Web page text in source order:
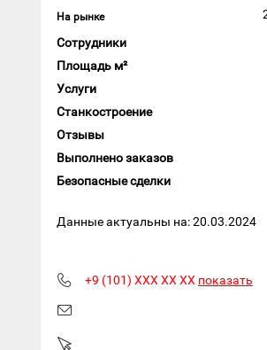
На рынке
Сотрудники
Площадь м²
Услуги
Станкостроение
Отзывы
Выполнено заказов
Безопасные сделки
Данные актуальны на: 20.03.2024
+9 (101) XXX XX XX показать